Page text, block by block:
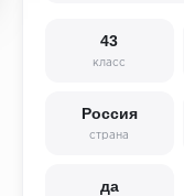
43
класс
Россия
страна
да